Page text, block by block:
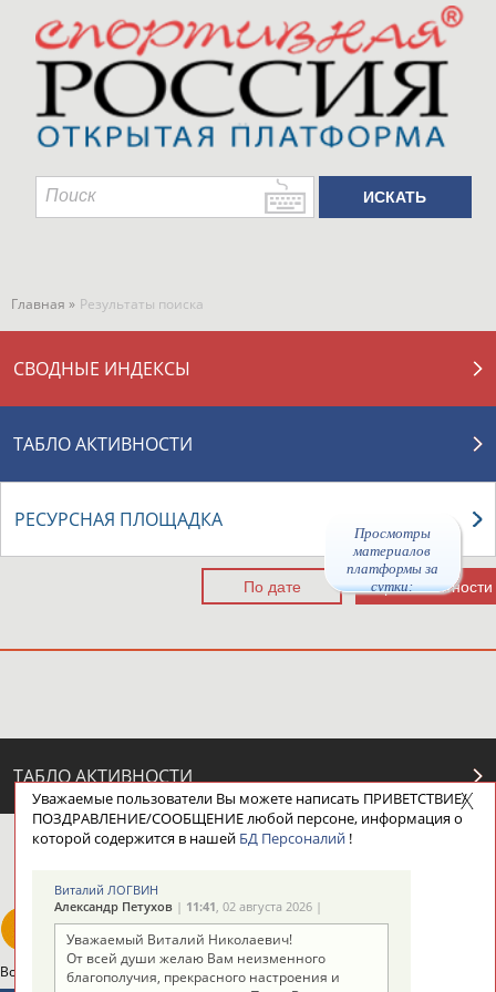
Просмотры
материалов
платформы за
сутки:
Главная » Результаты поиска
СВОДНЫЕ ИНДЕКСЫ
ТАБЛО АКТИВНОСТИ
РЕСУРСНАЯ ПЛОЩАДКА
ТАБЛО АКТИВНОСТИ
ЦЕЛИ ПРОЕКТА НАШИ КНОПКИ
Вопросы сотрудничества и совместной деятельности
Уважаемые пользователи Вы можете написать ПРИВЕТСТВИЕ/
ПОЗДРАВЛЕНИЕ/СООБЩЕНИЕ любой персоне, информация о
которой содержится в нашей БД Персоналий!
Виталий ЛОГВИН
Александр Петухов| 11:41, 02 августа 2026 |
Уважаемый Виталий Николаевич!
От всей души желаю Вам неизменного
благополучия, прекрасного настроения и